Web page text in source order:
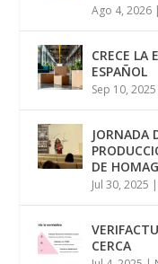
Ago 4, 2026 |
CRECE LA
ESPAÑOL
Sep 10, 2025
JORNADA
DE HOMAG
Jul 30, 2025 |
CERCA